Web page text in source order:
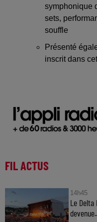
symphonique
sets,
souffle
Présenté
inscrit dans
FIL ACTUS
14h45
Le